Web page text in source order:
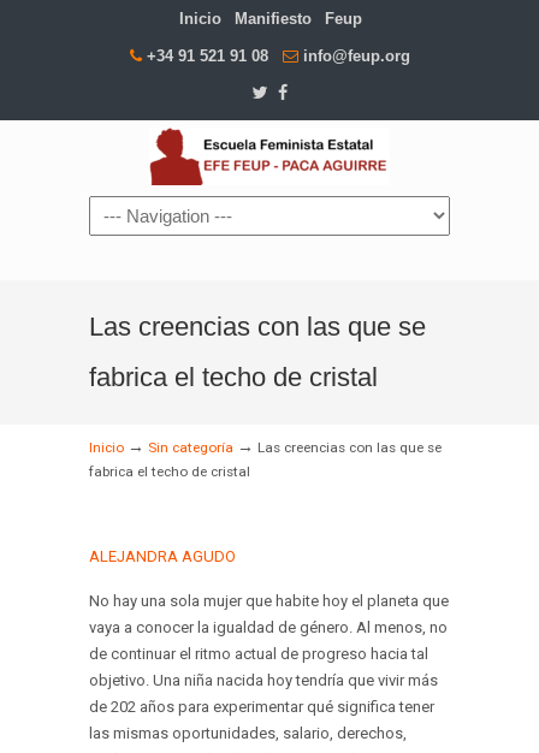
Inicio Manifiesto Feup
+34 91 521 91 08 info@feup.org
Navigation
Las creencias con las que se
fabrica el techo de cristal
Inicio → Sin categoría → Las creencias con las que se
fabrica el techo de cristal
ALEJANDRA AGUDO
No hay una sola mujer que habite hoy el planeta que
vaya a conocer la igualdad de género. Al menos, no
de continuar el ritmo actual de progreso hacia tal
objetivo. Una niña nacida hoy tendría que vivir más
de 202 años para experimentar qué significa tener
las mismas oportunidades, salario, derechos,